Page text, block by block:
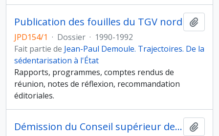
Publication des fouilles du TGV nord
JPD154/1 · Dossier · 1990-1992
Fait partie de Jean-Paul Demoule. Trajectoires. De la
sédentarisation à l'État
Rapports, programmes, comptes rendus de
réunion, notes de réflexion, recommandation
éditoriales.
Démission du Conseil supérieur de la recherche archéologique